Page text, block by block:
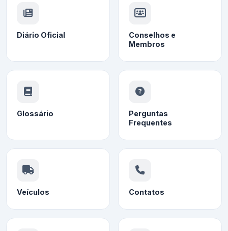
Diário Oficial
Conselhos e
Membros
Glossário
Perguntas
Frequentes
Veículos Contatos